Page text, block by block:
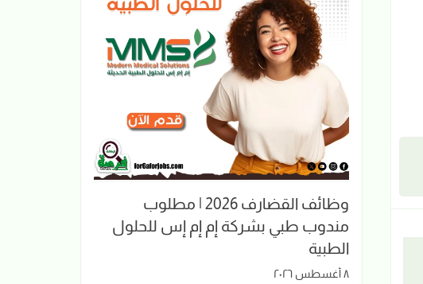
وظائف القضارف 2026 | مطلوب
مندوب طبي بشركة إم إم إس للحلول
الطبية
٨ أغسطس ٢٠٢٦